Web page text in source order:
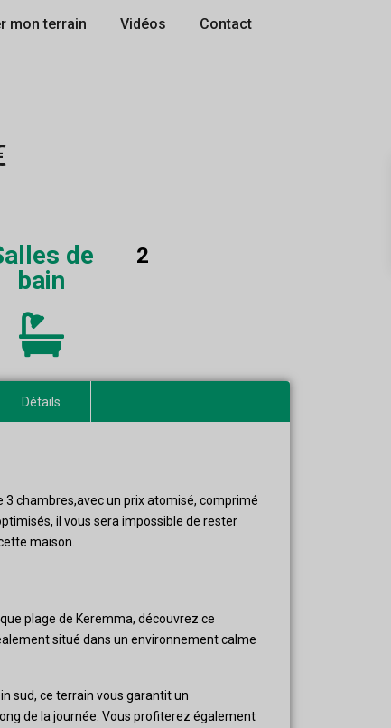
mon terrain Vidéos Contact
de
bain
2
Détails
3 chambres,avec un prix atomisé, comprimé
il vous sera impossible de rester
maison.
plage de Keremma, découvrez ce
situé dans un environnement calme
sud, ce terrain vous garantit un
de la journée. Vous profiterez également